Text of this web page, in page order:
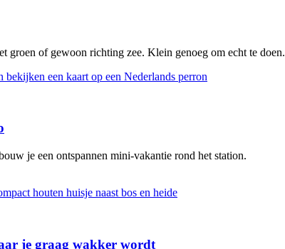
groen of gewoon richting zee. Klein genoeg om echt te doen.
je een ontspannen mini-vakantie rond het station.
je graag wakker wordt